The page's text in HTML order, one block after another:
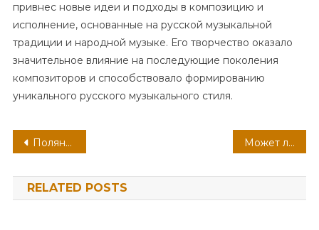
привнес новые идеи и подходы в композицию и
исполнение, основанные на русской музыкальной
традиции и народной музыке. Его творчество оказало
значительное влияние на последующие поколения
композиторов и способствовало формированию
уникального русского музыкального стиля.
Навигация
по
записям
Полянская Елена — яркая биография и интересная личная жизнь известной актрисы! Может ли фурункул возникнуть в ротовой полости: с чем можно спутать чирей
RELATED POSTS